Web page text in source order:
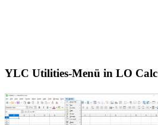
YLC Utilities-Menü in LO Calc